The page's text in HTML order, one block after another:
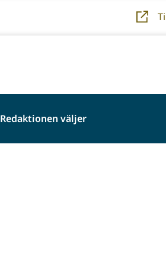
Redaktionen väljer